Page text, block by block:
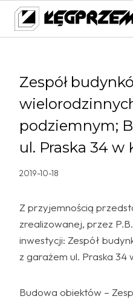
Przejdź
treści
Zespół
podziemnym;
ul. Praska 34 w
2019-10-18
Z przyjemnością
zrealizowanej, przez
inwestycji: Zespół
z garażem ul. Praska 34
Budowa obiektów –